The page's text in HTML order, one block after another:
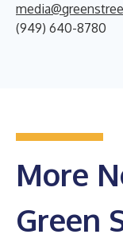
(949) 640-8780
More
Green